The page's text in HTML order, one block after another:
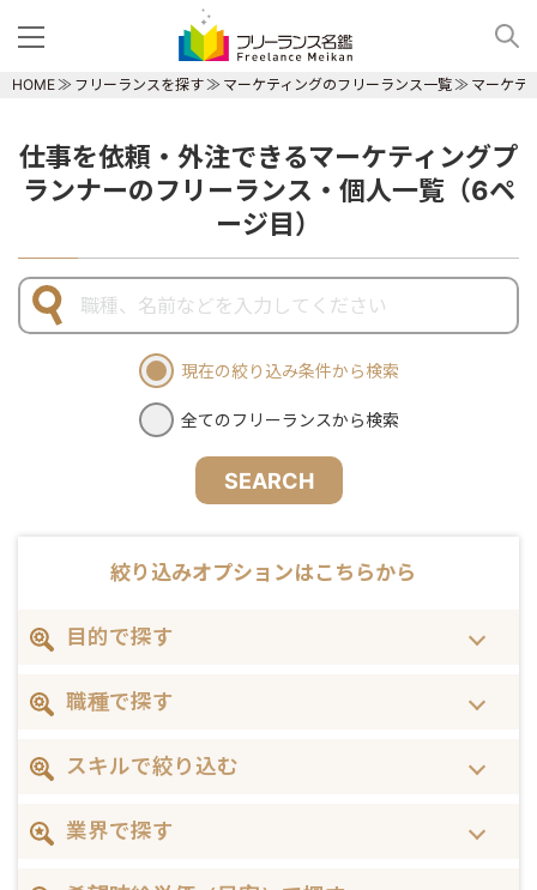
HOME フリーランスを探す マーケティングのフリーランス一覧 マーケテ
仕事を依頼・外注できるマーケティングプ
ランナーのフリーランス・個人一覧（6ペ
ージ目）
現在の絞り込み条件から検索
全てのフリーランスから検索
SEARCH
絞り込みオプションはこちらから
目的で探す
職種で探す
スキルで絞り込む
業界で探す